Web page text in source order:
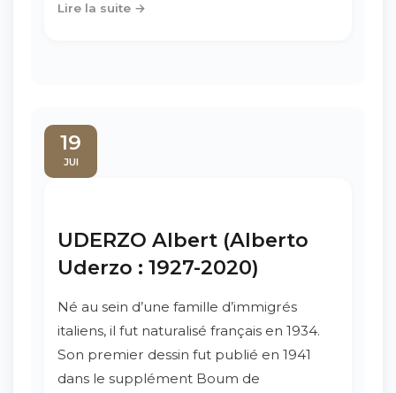
Lire la suite →
19
JUI
UDERZO Albert (Alberto
Uderzo : 1927-2020)
Né au sein d’une famille d’immigrés
italiens, il fut naturalisé français en 1934.
Son premier dessin fut publié en 1941
dans le supplément Boum de